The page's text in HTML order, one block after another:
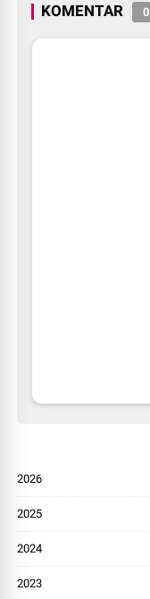
KOMENTAR 0
2026
2025
2024
2023